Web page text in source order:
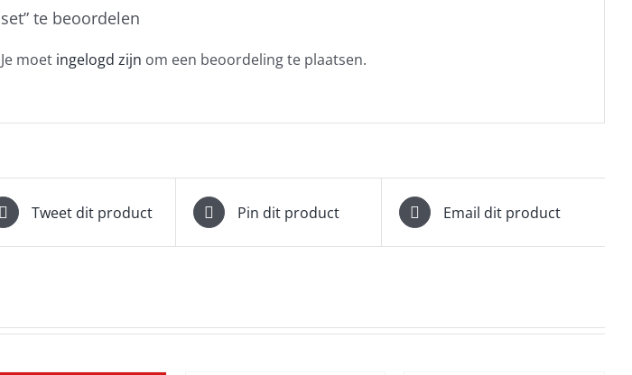
set” te beoordelen
Je moet ingelogd zijn om een beoordeling te plaatsen.
Tweet dit product Pin dit product Email dit product